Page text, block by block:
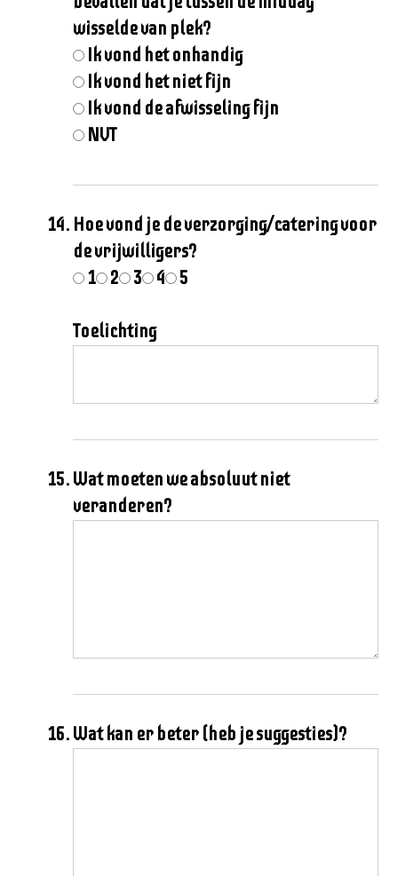
wisselde van plek?
Ik vond het onhandig
Ik vond het niet fijn
Ik vond de afwisseling fijn
NVT
Hoe vond je de verzorging/catering voor
de vrijwilligers?
1
2 3 4 5
Toelichting
Wat moeten we absoluut niet
veranderen?
Wat kan er beter (heb je suggesties)?